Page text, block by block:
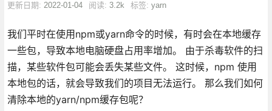
更新日期: 2022-01-04 阅读: 3.2k 标签: yarn
我们平时在使用npm或yarn命令的时候，有时会在本地缓存
一些包，导致本地电脑硬盘占用率增加。 由于杀毒软件的扫
描，某些软件包可能会丢失某些文件。 这时候，npm 使用
本地包的话，就会导致我们的项目无法运行。 那么我们如何
清除本地的yarn/npm缓存包呢？